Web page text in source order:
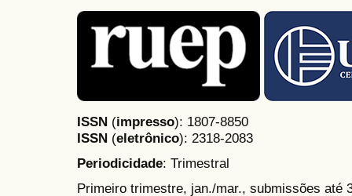
ISSN (impresso): 1807-8850
ISSN (eletrônico): 2318-2083
Periodicidade: Trimestral
Primeiro trimestre, jan./mar., submissões até